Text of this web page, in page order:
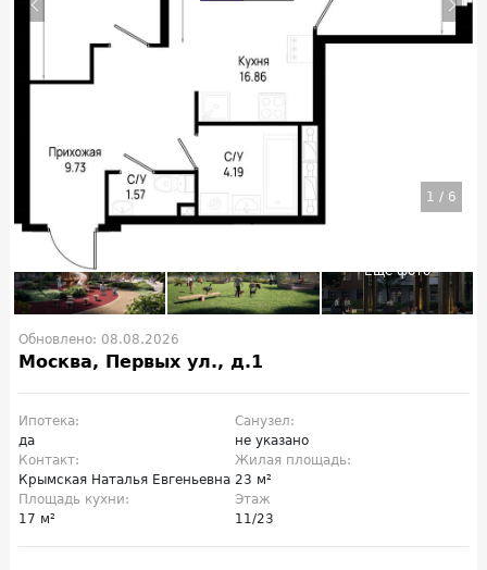
1 / 6
Обновлено: 08.08.2026
Москва, Первых ул., д.1
Ипотека:
да
Санузел:
не указано
Контакт:
Крымская Наталья Евгеньевна
Жилая площадь:
23 м²
Площадь кухни:
17 м²
Этаж
11/23